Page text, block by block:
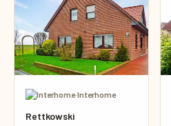
·Interhome
Rettkowski